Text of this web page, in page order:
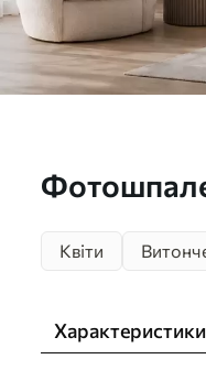
Квіти